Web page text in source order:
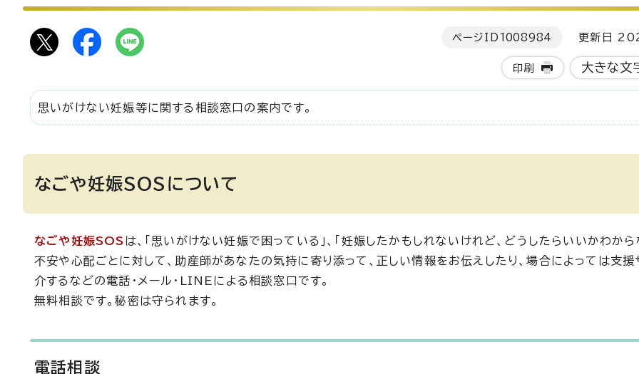
ページID 1008984 更新日
印刷 大きな文
思いがけない妊娠等に関する相談窓口の案内です。
なごや妊娠SOSについて
なごや妊娠SOSは、「思いがけない妊娠で困っている」、「妊娠したかもしれないけれど、どうしたらいいかわから
不安や心配ごとに対して、助産師があなたの気持に寄り添って、正しい情報をお伝えしたり、場合によっては支援
介するなどの電話・メール・LINEによる相談窓口です。
無料相談です。秘密は守られます。
電話相談